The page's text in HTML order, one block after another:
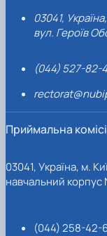
03041,
вул. Героїв
(044) 527-82-
Приймальна
03041, Україна, м.
навчальний
(044) 258-42-